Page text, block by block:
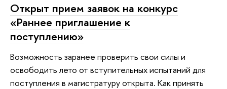
Открыт прием заявок на конкурс
«Раннее приглашение к
поступлению»
Возможность заранее проверить свои силы и
освободить лето от вступительных испытаний для
поступления в магистратуру открыта. Как принять